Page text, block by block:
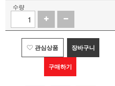
수량
관심상품 장바구니
구매하기